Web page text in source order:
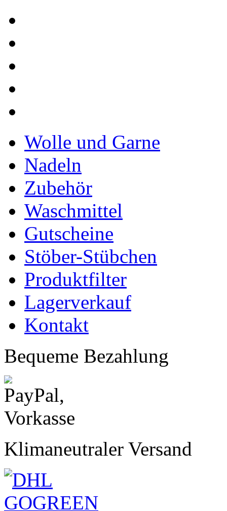
Wolle und Garne
Nadeln
Zubehör
Waschmittel
Gutscheine
Stöber-Stübchen
Produktfilter
Lagerverkauf
Kontakt
Bequeme Bezahlung
Klimaneutraler Versand